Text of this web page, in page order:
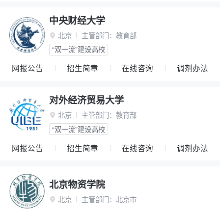
中央财经大学
 北京 主管部门： 教育部
“双一流”建设高校
网报公告 招生简章 在线咨询 调剂办法
对外经济贸易大学
 北京 主管部门： 教育部
“双一流”建设高校
网报公告 招生简章 在线咨询 调剂办法
北京物资学院
 北京 主管部门： 北京市